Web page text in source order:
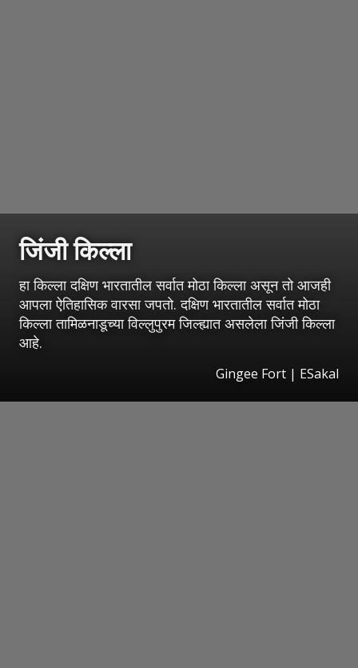
जिंजी किल्ला
हा किल्ला दक्षिण भारतातील सर्वात मोठा किल्ला असून तो आजही
आपला ऐतिहासिक वारसा जपतो. दक्षिण भारतातील सर्वात मोठा
किल्ला तामिळनाडूच्या विल्लुपुरम जिल्ह्यात असलेला जिंजी किल्ला
आहे.
Gingee Fort | ESakal